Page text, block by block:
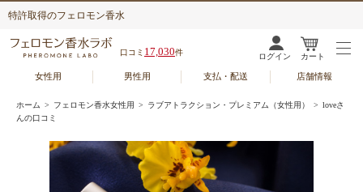
特許取得のフェロモン香水
口コミ 17,030件 ログイン カート
女性用 男性用 支払・配送 店舗情報
ホーム > フェロモン香水女性用 > ラブアトラクション・プレミアム（女性用）
> loveさ
んの口コミ